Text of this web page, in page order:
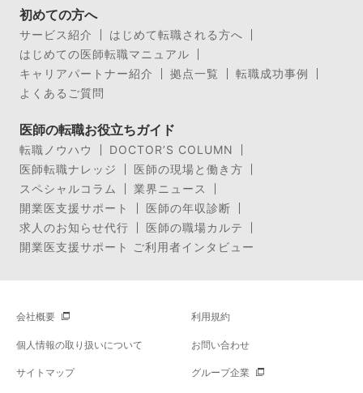
初めての方へ
サービス紹介
はじめて転職される方へ
はじめての医師転職マニュアル
キャリアパートナー紹介
拠点一覧
転職成功事例
よくあるご質問
医師の転職お役立ちガイド
転職ノウハウ
DOCTOR’S COLUMN
医師転職ナレッジ
医師の現場と働き方
スペシャルコラム
業界ニュース
開業医支援サポート
医師の年収診断
求人のお知らせ代行
医師の職場カルテ
開業医支援サポート ご利用者インタビュー
会社概要 利用規約
個人情報の取り扱いについて お問い合わせ
サイトマップ グループ企業